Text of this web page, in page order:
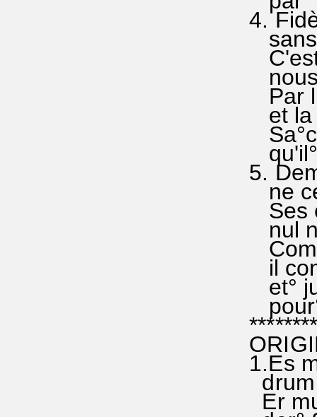
4.
C'est
nous
Par
et la
qu'il°
5.
ne
Ses
nul
il
et°
1.Es
drum
Er